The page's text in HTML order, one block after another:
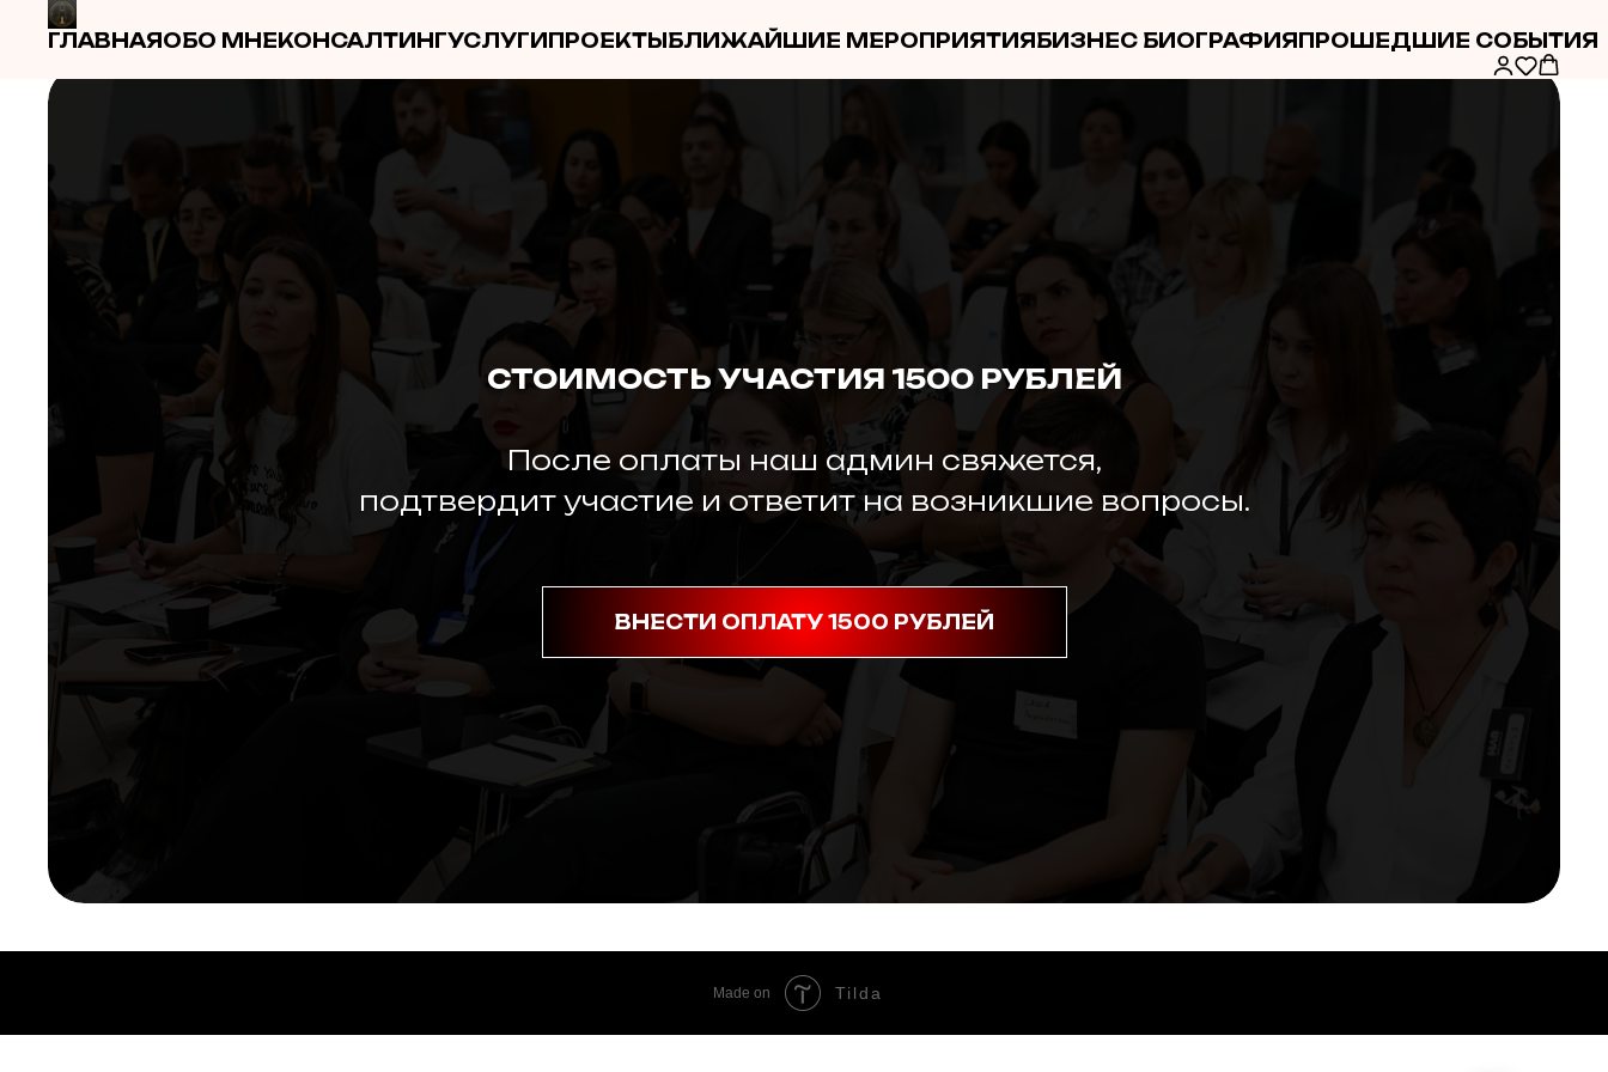
ГЛАВНАЯ ОБО МНЕ КОНСАЛТИНГУСЛУГИ ПРОЕКТЫ БЛИЖАЙШИЕ МЕРОПРИЯТИЯ БИЗНЕС БИОГРАФИЯ ПРОШЕДШИЕ СОБЫТИЯ
СТОИМОСТЬ УЧАСТИЯ 1500 РУБЛЕЙ
После оплаты наш админ свяжется,
подтвердит участие и ответит на возникшие вопросы.
ВНЕСТИ ОПЛАТУ 1500 РУБЛЕЙ
Made on Tilda